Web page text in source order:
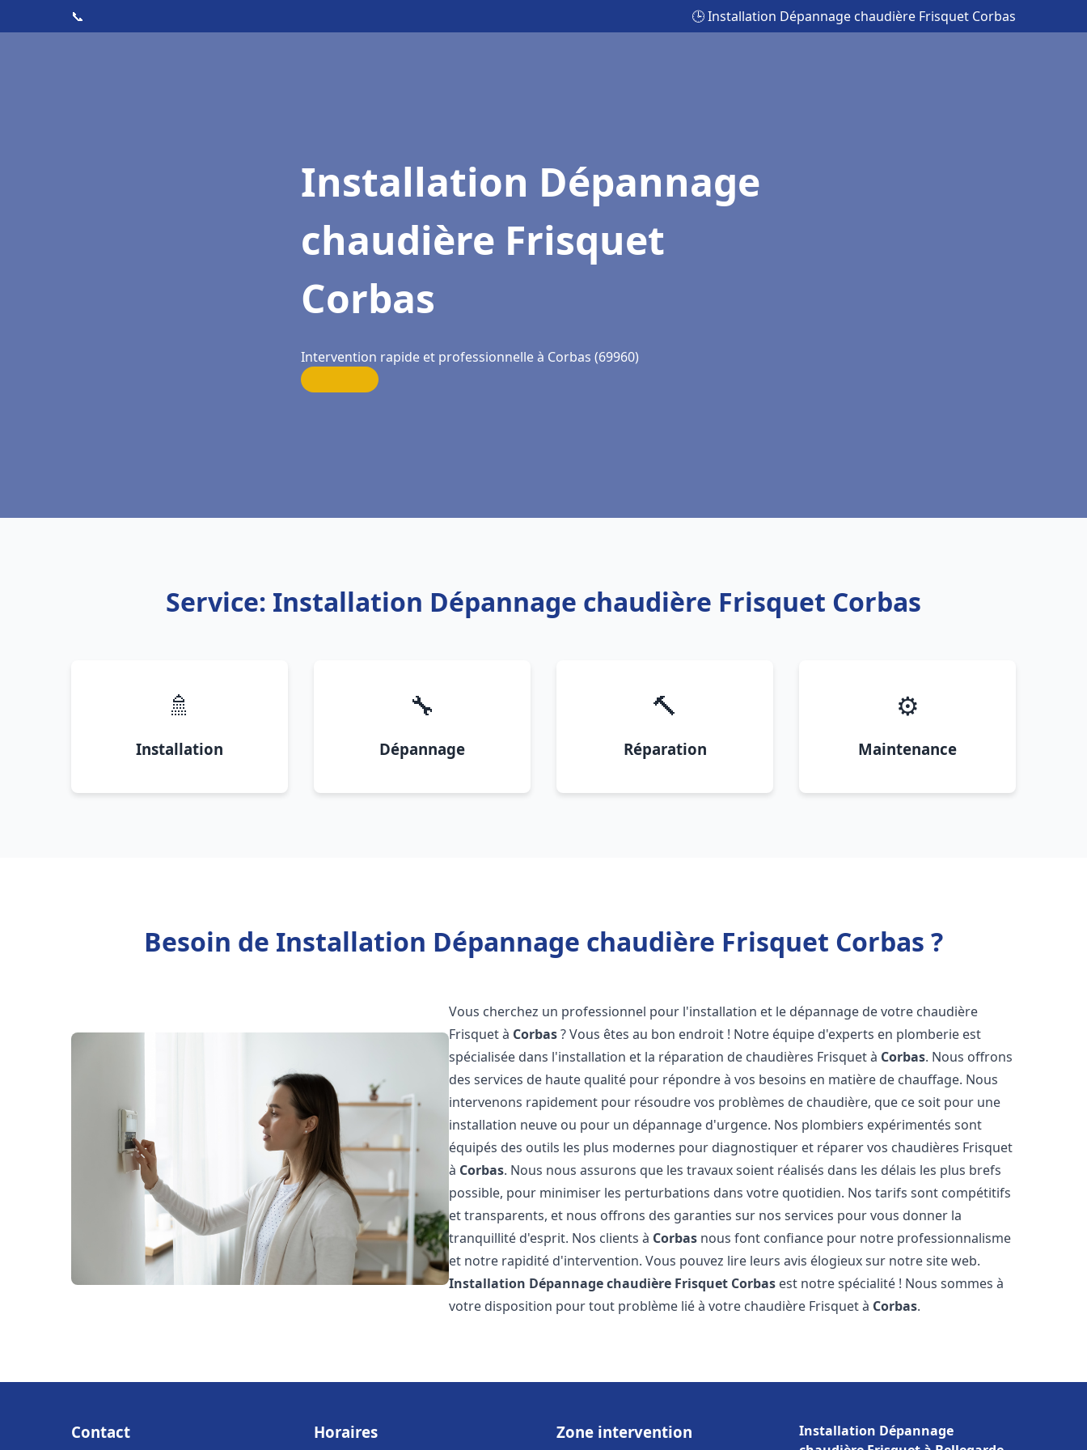
📞 🕒 Installation Dépannage chaudière Frisquet Corbas
Installation Dépannage
chaudière Frisquet
Corbas
Intervention rapide et professionnelle à Corbas (69960)
Service: Installation Dépannage chaudière Frisquet Corbas
🚿
Installation
🔧
Dépannage
🔨
Réparation
⚙️
Maintenance
Besoin de Installation Dépannage chaudière Frisquet Corbas ?
Vous cherchez un professionnel pour l'installation et le dépannage de votre chaudière
Frisquet à Corbas? Vous êtes au bon endroit ! Notre équipe d'experts en plomberie est
spécialisée dans l'installation et la réparation de chaudières Frisquet à Corbas. Nous offrons
des services de haute qualité pour répondre à vos besoins en matière de chauffage. Nous
intervenons rapidement pour résoudre vos problèmes de chaudière, que ce soit pour une
installation neuve ou pour un dépannage d'urgence. Nos plombiers expérimentés sont
équipés des outils les plus modernes pour diagnostiquer et réparer vos chaudières Frisquet
à Corbas. Nous nous assurons que les travaux soient réalisés dans les délais les plus brefs
possible, pour minimiser les perturbations dans votre quotidien. Nos tarifs sont compétitifs
et transparents, et nous offrons des garanties sur nos services pour vous donner la
tranquillité d'esprit. Nos clients à Corbas nous font confiance pour notre professionnalisme
et notre rapidité d'intervention. Vous pouvez lire leurs avis élogieux sur notre site web.
Installation Dépannage chaudière Frisquet Corbas est notre spécialité ! Nous sommes à
votre disposition pour tout problème lié à votre chaudière Frisquet à Corbas.
Contact Horaires Zone intervention
Installation Dépannage